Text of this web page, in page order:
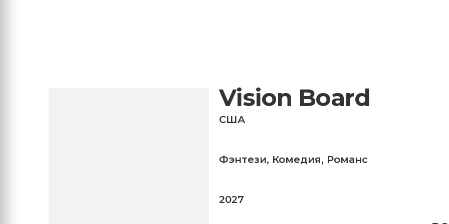
Vision Board
США
Фэнтези, Комедия, Романс
2027